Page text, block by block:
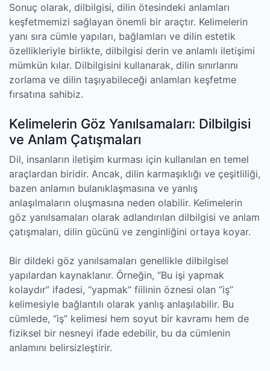
Sonuç olarak, dilbilgisi, dilin ötesindeki anlamları
keşfetmemizi sağlayan önemli bir araçtır. Kelimelerin
yanı sıra cümle yapıları, bağlamları ve dilin estetik
özellikleriyle birlikte, dilbilgisi derin ve anlamlı iletişimi
mümkün kılar. Dilbilgisini kullanarak, dilin sınırlarını
zorlama ve dilin taşıyabileceği anlamları keşfetme
fırsatına sahibiz.
Kelimelerin Göz Yanılsamaları: Dilbilgisi
ve Anlam Çatışmaları
Dil, insanların iletişim kurması için kullanılan en temel
araçlardan biridir. Ancak, dilin karmaşıklığı ve çeşitliliği,
bazen anlamın bulanıklaşmasına ve yanlış
anlaşılmaların oluşmasına neden olabilir. Kelimelerin
göz yanılsamaları olarak adlandırılan dilbilgisi ve anlam
çatışmaları, dilin gücünü ve zenginliğini ortaya koyar.
Bir dildeki göz yanılsamaları genellikle dilbilgisel
yapılardan kaynaklanır. Örneğin, “Bu işi yapmak
kolaydır” ifadesi, “yapmak” fiilinin öznesi olan “iş”
kelimesiyle bağlantılı olarak yanlış anlaşılabilir. Bu
cümlede, “iş” kelimesi hem soyut bir kavramı hem de
fiziksel bir nesneyi ifade edebilir, bu da cümlenin
anlamını belirsizleştirir.